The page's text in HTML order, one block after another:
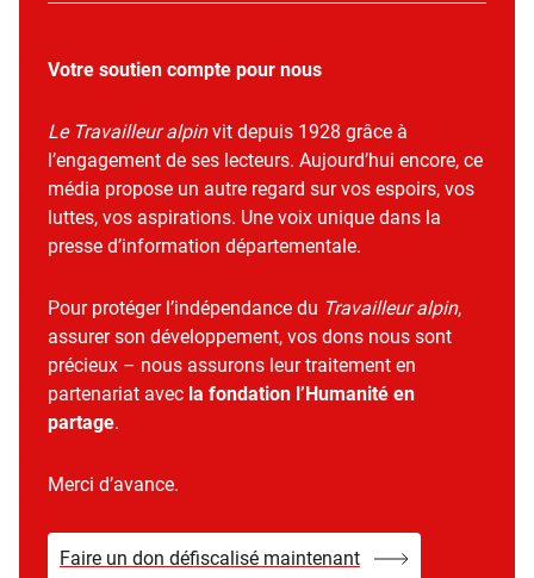
Votre soutien compte pour nous
Le Travailleur alpinvit depuis 1928 grâce à
l’engagement de ses lecteurs. Aujourd’hui encore, ce
média propose un autre regard sur vos espoirs, vos
luttes, vos aspirations. Une voix unique dans la
presse d’information départementale.
Pour protéger l’indépendance du Travailleur alpin,
assurer son développement, vos dons nous sont
précieux – nous assurons leur traitement en
partenariat avec la fondation l’Humanité en
partage.
Merci d’avance.
Faire un don défiscalisé maintenant